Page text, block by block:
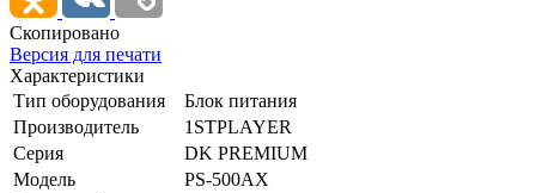
Скопировано
Версия для печати
Характеристики
Тип оборудования
Блок питания
Производитель
1STPLAYER
Серия
DK PREMIUM
Модель
PS-500AX